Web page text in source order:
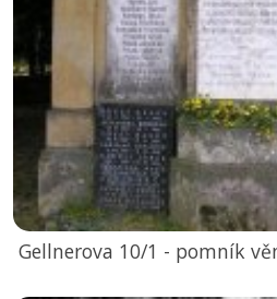
Gellnerova 10/1 - pomník